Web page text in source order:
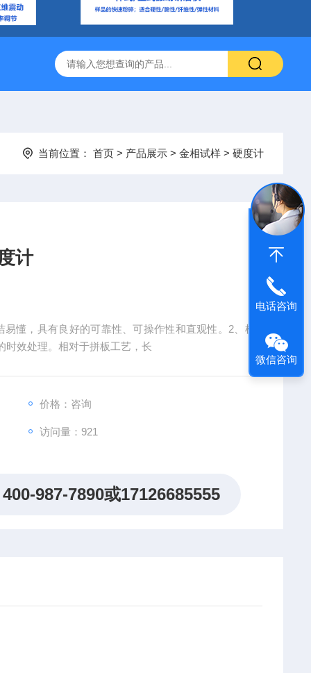
当前位置： 首页> 产品展示> 金相试样> 硬度计
计
懂，具有良好的可靠性、可操作性和直观性。2、机
时效处理。相对于拼板工艺，长
价格：咨询
访问量： 921
400-987-7890或17126685555
电话咨询
微信咨询